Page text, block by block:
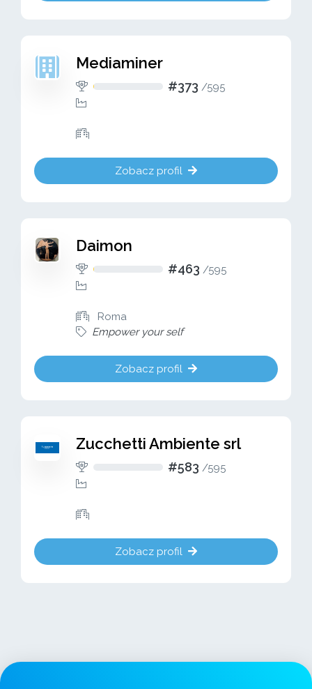
Mediaminer
#373 /595
Zobacz profil
Daimon
#463 /595
Roma
Empower your self
Zobacz profil
Zucchetti Ambiente srl
#583 /595
Zobacz profil